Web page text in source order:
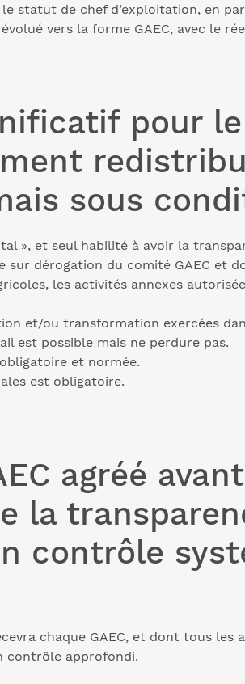
statut de chef d’exploitation, en
vers la forme GAEC, avec le
pour
sous
», et seul habilité à avoir la
sur dérogation du comité GAEC et
les activités annexes
et/ou transformation exercées
est possible mais ne perdure pas.
et normée.
est obligatoire.
agréé
la
contrôle
chaque GAEC, et dont tous
contrôle approfondi.